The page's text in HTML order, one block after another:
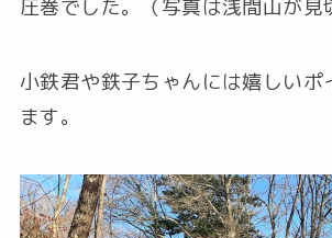
圧巻でした。（写真は浅間山が見
小鉄君や鉄子ちゃんには嬉しいポ
ます。